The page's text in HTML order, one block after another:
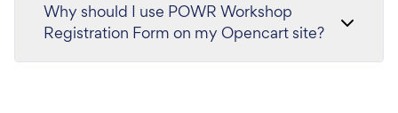
Why should I use POWR Workshop
Registration Form on my Opencart site?